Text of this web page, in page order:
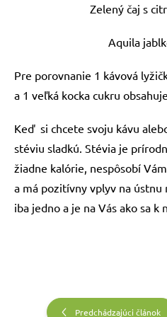
Zelený čaj s
Aquila
Pre porovnanie 1 kávová
a 1 veľká kocka cukru
Keď si chcete svoju kávu
stéviu sladkú. Stévia je
žiadne kalórie, nespôsobí
a má pozitívny vplyv na
iba jedno a je na Vás ako sa k
Predchádzajúci článok